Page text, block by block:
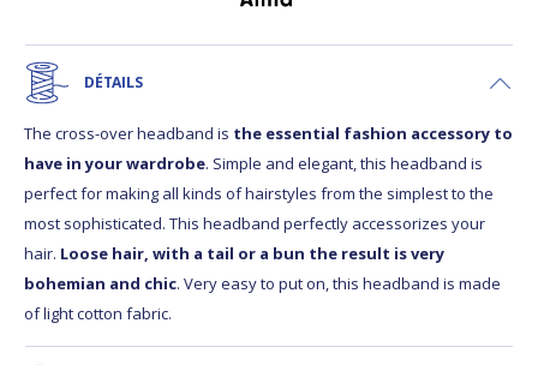
DÉTAILS
The cross-over headband is the essential fashion accessory to
have in your wardrobe. Simple and elegant, this headband is
perfect for making all kinds of hairstyles from the simplest to the
most sophisticated. This headband perfectly accessorizes your
hair. Loose hair, with a tail or a bun the result is very
bohemian and chic. Very easy to put on, this headband is made
of light cotton fabric.